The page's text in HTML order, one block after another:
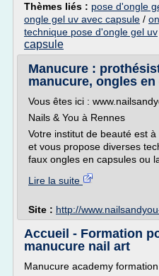
Thèmes liés : pose d'ongle
ongle gel uv avec capsule /
technique pose d'ongle gel uv
capsule
Manucure :
manucure, ongles en
Vous êtes ici :
Nails & You à Rennes
Votre institut de beauté est
et vous propose diverses
faux ongles en capsules ou
Lire la suite
Site : http://
Accueil - Formation
manucure nail art
Manucure academy